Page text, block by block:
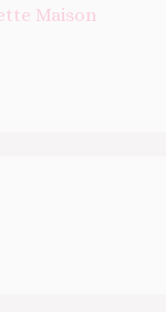
Maison